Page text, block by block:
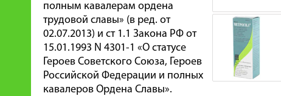
полным кавалерам ордена
трудовой славы» (в ред. от
02.07.2013) и ст 1.1 Закона РФ от
15.01.1993 N 4301-1 «О статусе
Героев Советского Союза, Героев
Российской Федерации и полных
кавалеров Ордена Славы».